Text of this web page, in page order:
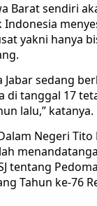
Barat sendiri
Indonesia
yakni hanya
Jabar sedang
di tanggal 17
lalu,” katanya.
Negeri Tito
tentang
Tahun ke-76